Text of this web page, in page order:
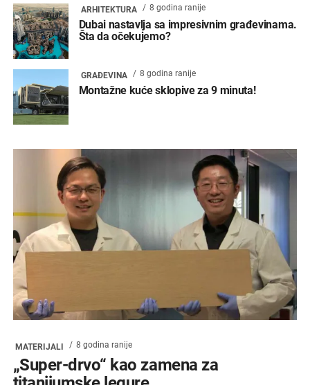
ARHITEKTURA 8 godina ranije
Dubai nastavlja sa impresivnim građevinama.
Šta da očekujemo?
GRAĐEVINA 8 godina ranije
Montažne kuće sklopive za 9 minuta!
MATERIJALI 8 godina ranije
„Super-drvo“ kao zamena za